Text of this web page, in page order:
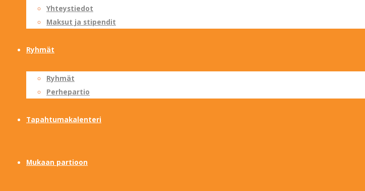
Yhteystiedot
Maksut ja stipendit
Ryhmät
Ryhmät
Perhepartio
Tapahtumakalenteri
Mukaan partioon